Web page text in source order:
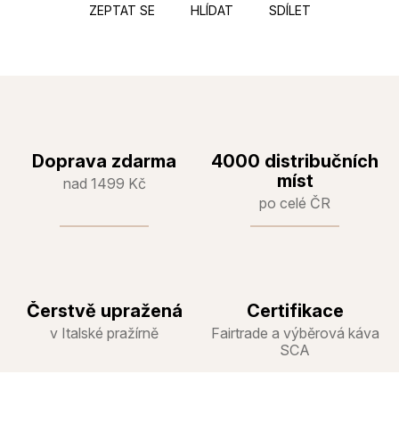
ZEPTAT SE HLÍDAT SDÍLET
Doprava zdarma
nad 1499 Kč
4000 distribučních
míst
po celé ČR
Čerstvě upražená
v Italské pražírně
Certifikace
Fairtrade a výběrová káva
SCA